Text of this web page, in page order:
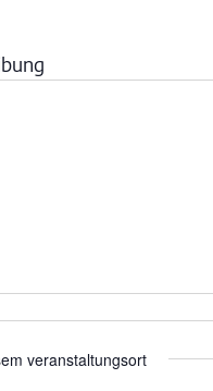
veranstaltungsort